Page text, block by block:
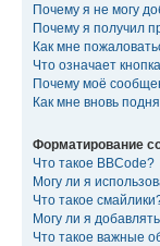
Почему я не могу
Почему я получил
Как мне
Что означает
Почему моё
Как мне вновь
Форматирование
Что такое BBCode?
Могу ли я
Что такое
Могу ли я
Что такое важные